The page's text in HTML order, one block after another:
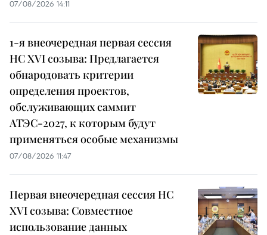
07/08/2026 14:11
1-я внеочередная первая сессия
НС XVI созыва: Предлагается
обнародовать критерии
определения проектов,
обслуживающих саммит
АТЭС-2027, к которым будут
применяться особые механизмы
07/08/2026 11:47
Первая внеочередная сессия НС
XVI созыва: Совместное
использование данных